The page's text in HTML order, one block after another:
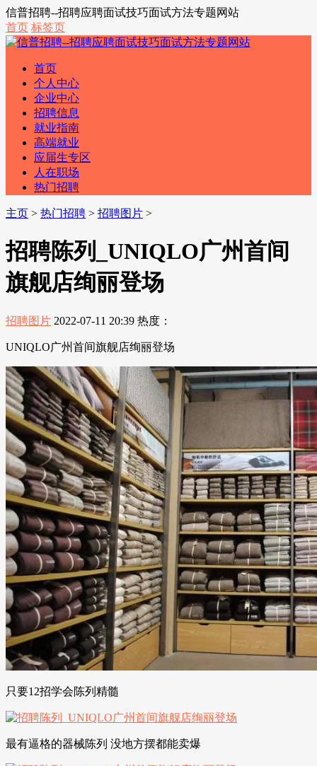
信普招聘--招聘应聘面试技巧面试方法专题网站
首页 标签页
首页
个人中心
企业中心
招聘信息
就业指南
高端就业
应届生专区
人在职场
热门招聘
主页 > 热门招聘 > 招聘图片 >
招聘陈列_UNIQLO广州首间
旗舰店绚丽登场
招聘图片 2022-07-11 20:39 热度：
UNIQLO广州首间旗舰店绚丽登场
只要12招学会陈列精髓
最有逼格的器械陈列 没地方摆都能卖爆